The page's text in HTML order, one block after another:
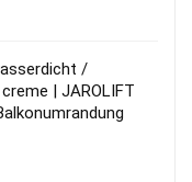
/
| JAROLIFT